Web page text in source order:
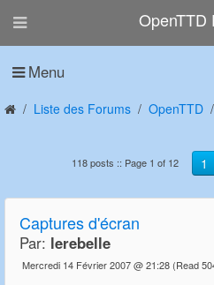
OpenTTD
Menu
Liste des Forums OpenTTD
1
118 posts :: Page 1 of 12
Captures d'écran
Par: lerebelle
Mercredi 14 Février 2007 @ 21:28 (Read